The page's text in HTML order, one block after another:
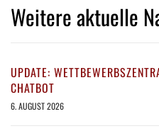
Weitere aktuelle
UPDATE:
CHATBOT
6. AUGUST 2026